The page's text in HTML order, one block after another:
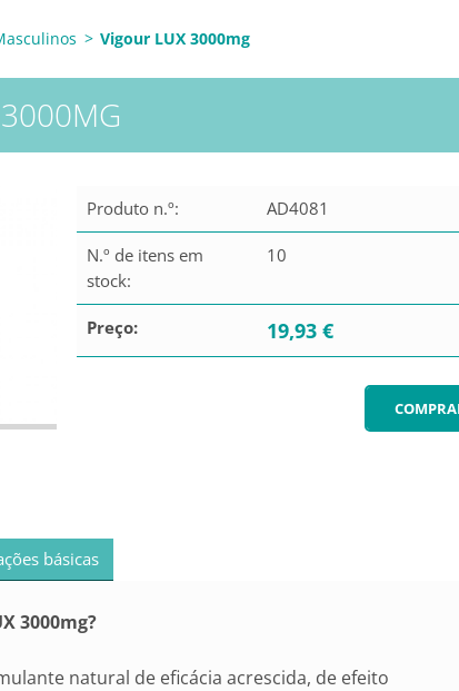
> Vigour LUX 3000mg
Produto n.º: AD4081
N.º de itens em
stock:
10
Preço: 19,93 €
básicas
3000mg?
natural de eficácia acrescida, de efeito